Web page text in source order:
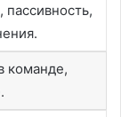
команде,